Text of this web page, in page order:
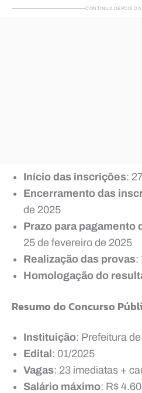
CONTINUA DEPOIS
Início das inscrições:
Encerramento das
de 2025
Prazo para pagamento
25 de fevereiro de 2025
Realização das provas:
Homologação do
Resumo do Concurso
Instituição: Prefeitura
Edital: 01/2025
Vagas: 23 imediatas +
Salário máximo: R$